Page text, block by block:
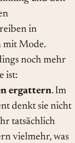
in
mit Mode.
noch mehr
ist:
ergattern. Im
denkt sie nicht
tatsächlich
vielmehr, was